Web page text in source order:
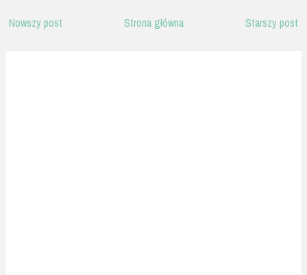
Nowszy post Starszy post
Strona główna